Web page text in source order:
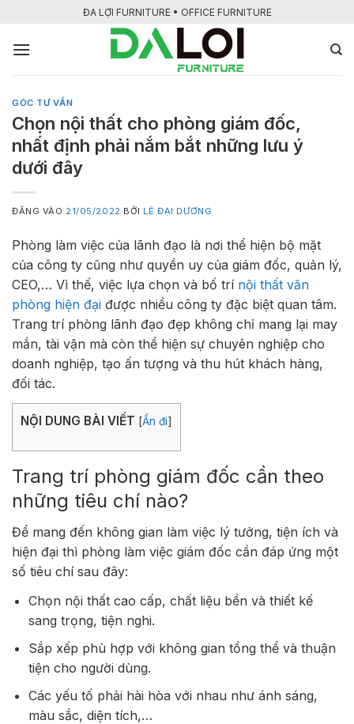
nội
ĐA LỢI FURNITURE • OFFICE FURNITURE
GÓC TƯ VẤN
Chọn nội thất cho phòng giám đốc,
nhất định phải nắm bắt những lưu ý
dưới đây
ĐĂNG VÀO 21/05/2022 BỞI LÊ ĐẠI DƯƠNG
Phòng làm việc của lãnh đạo là nơi thể hiện bộ mặt
của công ty cũng như quyền uy của giám đốc, quản lý,
CEO,… Vì thế, việc lựa chọn và bố trí nội thất văn
phòng hiện đại được nhiều công ty đặc biệt quan tâm.
Trang trí phòng lãnh đạo đẹp không chỉ mang lại may
mắn, tài vận mà còn thể hiện sự chuyên nghiệp cho
doanh nghiệp, tạo ấn tượng và thu hút khách hàng,
đối tác.
NỘI DUNG BÀI VIẾT [Ẩn đi]
Trang trí phòng giám đốc cần theo
những tiêu chí nào?
Để mang đến không gian làm việc lý tưởng, tiện ích và
hiện đại thì phòng làm việc giám đốc cần đáp ứng một
số tiêu chí sau đây:
Chọn nội thất cao cấp, chất liệu bền và thiết kế
sang trọng, tiện nghi.
Sắp xếp phù hợp với không gian tổng thể và thuận
tiện cho người dùng.
Các yếu tố phải hài hòa với nhau như ánh sáng,
màu sắc, diện tích,…